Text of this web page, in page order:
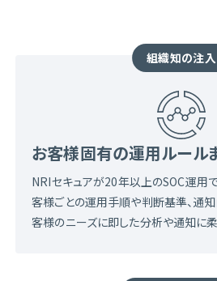
組織知の注入
お客様固有の運用ルール
NRIセキュアが20年以上のSOC運用
客様ごとの運用手順や判断基準、通
客様のニーズに即した分析や通知に柔